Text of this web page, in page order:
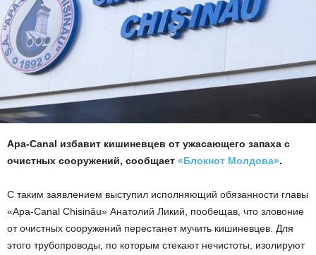
Apa-Canal избавит кишиневцев от ужасающего запаха с
очистных сооружений, сообщает «Блокнот Молдова».
С таким заявлением выступил исполняющий обязанности главы
«Apa-Canal Chisinău» Анатолий Ликий, пообещав, что зловоние
от очистных сооружений перестанет мучить кишиневцев. Для
этого трубопроводы, по которым стекают нечистоты, изолируют